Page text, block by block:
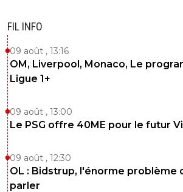
FIL INFO
09 août , 13:16
OM, Liverpool, Monaco, Le
Ligue 1+
09 août , 13:00
Le PSG offre 40ME pour le futur
09 août , 12:30
OL : Bidstrup, l'énorme problème
parler